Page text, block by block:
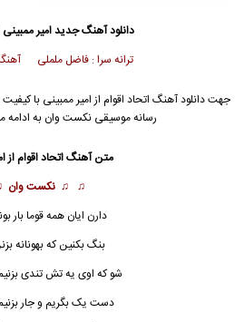
دانلود آهنگ جدیدامیر ممبینی
ترانه سرا : فاضل ململی
رسانه موسیقی نکست وان به ادامه
متن آهنگاتحاد اقواماز
♫ ♫ نکست وان
دارن ایان همه قوما بار
بنگ بکنین که بهونانه
شو که اوی یه تش تندی
دست یک بگریم و جار